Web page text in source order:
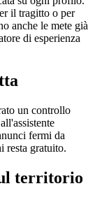
il tragitto o per
anche le mete già
di esperienza
un controllo
fermi da
resta gratuito.
territorio